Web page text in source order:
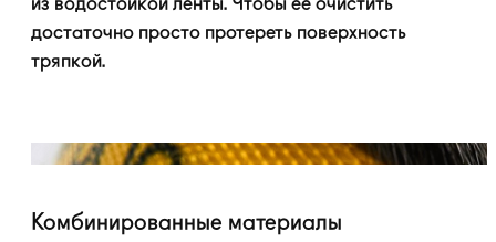
достаточно просто протереть поверхность
тряпкой.
Комбинированные материалы